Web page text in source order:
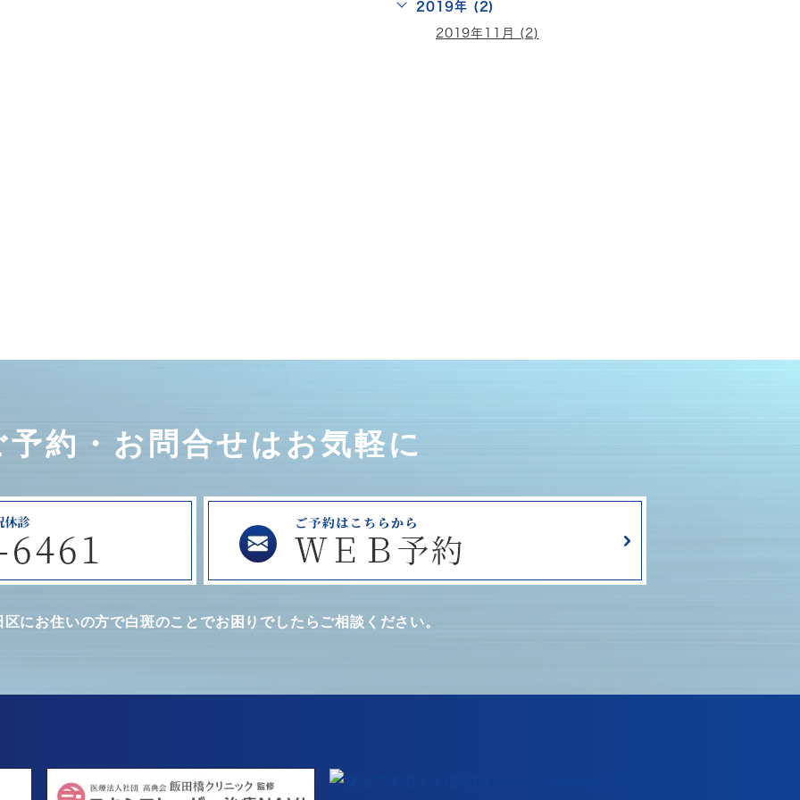
2019年 (2)
2019年11月 (2)
予約・お問合せはお気軽に
区にお住いの方で白斑のことでお困りでしたらご相談ください。